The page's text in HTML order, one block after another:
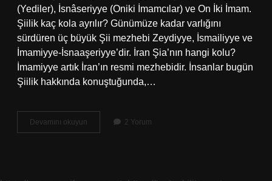
(Yediler), İsnâseriyye (Oniki İmamcılar) ve On İki İmam.
Şiilik kaç kola ayrılır? Günümüze kadar varlığını
sürdüren üç büyük Şii mezhebi Zeydiyye, İsmailiyye ve
İmamiyye-İsnaaşeriyye’dir. İran Şia’nın hangi kolu?
İmamiyye artık İran’ın resmi mezhebidir. İnsanlar bugün
Şiilik hakkında konuştuğunda,…
Devamını okuyun
Fıkıh
2 Yorum